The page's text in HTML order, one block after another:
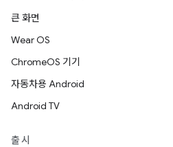
큰 화면
Wear OS
ChromeOS 기기
자동차용 Android
Android TV
출시